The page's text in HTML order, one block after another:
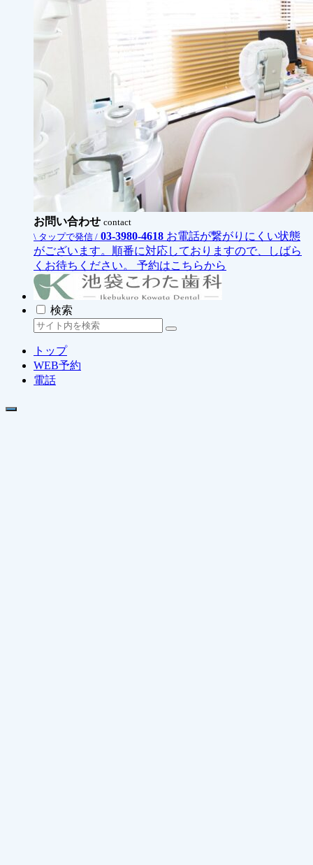
お問い合わせ contact
\ タップで発信 / 03-3980-4618 お電話が繋がりにくい状態
がございます。順番に対応しておりますので、しばら
くお待ちください。
予約はこちらから
検索
トップ
WEB予約
電話